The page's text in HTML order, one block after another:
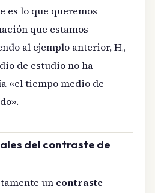
es lo que queremos
que estamos
al ejemplo anterior, H₀
de estudio no ha
«el tiempo medio de
del contraste de
un contraste